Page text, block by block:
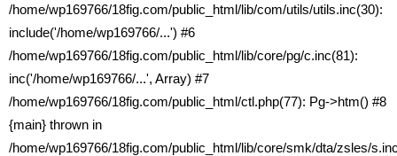
/home/wp169766/18fig.com/public_html/lib/com/utils/utils.inc(30):
include('/home/wp169766/...') #6
/home/wp169766/18fig.com/public_html/lib/core/pg/c.inc(81):
inc('/home/wp169766/...', Array) #7
/home/wp169766/18fig.com/public_html/ctl.php(77): Pg->htm() #8
{main} thrown in
/home/wp169766/18fig.com/public_html/lib/core/smk/dta/zsles/